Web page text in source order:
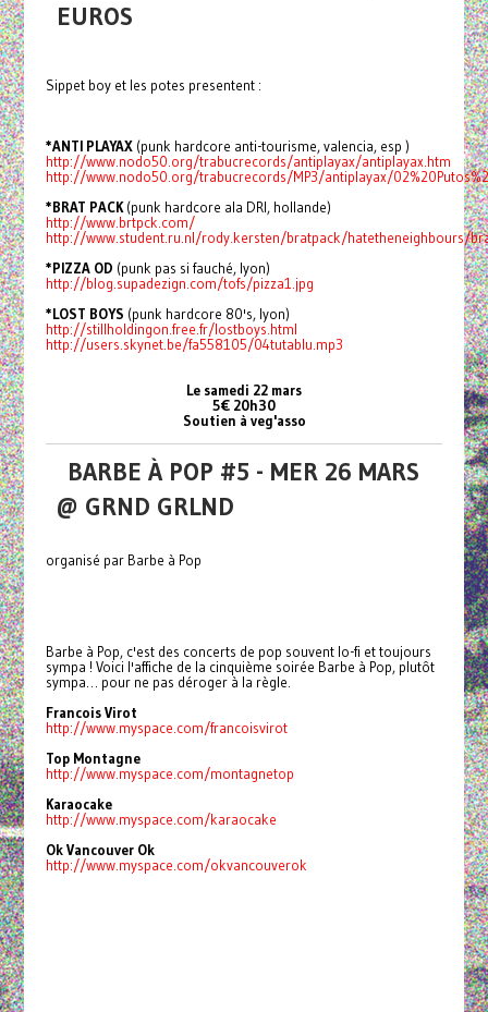
EUROS
Sippet boy et les potes presentent :
*ANTI PLAYAX (punk hardcore anti-tourisme, valencia, esp )
http://www.nodo50.org/trabucrecords/antiplayax/antiplayax.htm
http://www.nodo50.org/trabucrecords/MP3/antiplayax/
*BRAT PACK(punk hardcore ala DRI, hollande)
http://www.brtpck.com/
http://www.student.ru.nl/rody.kersten/bratpack/hatetheneighbours/
*PIZZA OD (punk pas si fauché, lyon)
http://blog.supadezign.com/tofs/pizza1.jpg
*LOST BOYS (punk hardcore 80's, lyon)
http://stillholdingon.free.fr/lostboys.html
http://users.skynet.be/fa558105/04tutablu.mp3
Le samedi 22 mars
5€ 20h30
Soutien à veg'asso
BARBE À POP #5 - MER 26 MARS
@ GRND GRLND
organisé par Barbe à Pop
Barbe à Pop, c'est des concerts de pop souvent lo-fi et toujours
sympa ! Voici l'affiche de la cinquième soirée Barbe à Pop, plutôt
sympa… pour ne pas déroger à la règle.
Francois Virot
http://www.myspace.com/francoisvirot
Top Montagne
http://www.myspace.com/montagnetop
Karaocake
http://www.myspace.com/karaocake
Ok Vancouver Ok
http://www.myspace.com/okvancouverok